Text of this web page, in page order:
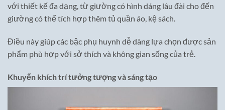
với thiết kế đa dạng, từ giường có hình dáng lâu đài cho đến
giường có thể tích hợp thêm tủ quần áo, kệ sách.
Điều này giúp các bậc phụ huynh dễ dàng lựa chọn được sản
phẩm phù hợp với sở thích và không gian sống của trẻ.
Khuyến khích trí tưởng tượng và sáng tạo